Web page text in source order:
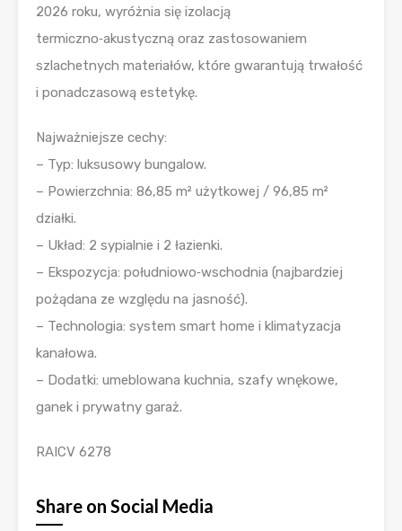
2026 roku, wyróżnia się izolacją
termiczno‑akustyczną oraz zastosowaniem
szlachetnych materiałów, które gwarantują trwałość
i ponadczasową estetykę.
Najważniejsze cechy:
– Typ: luksusowy bungalow.
– Powierzchnia: 86,85 m² użytkowej / 96,85 m²
działki.
– Układ: 2 sypialnie i 2 łazienki.
– Ekspozycja: południowo‑wschodnia (najbardziej
pożądana ze względu na jasność).
– Technologia: system smart home i klimatyzacja
kanałowa.
– Dodatki: umeblowana kuchnia, szafy wnękowe,
ganek i prywatny garaż.
RAICV 6278
Share on Social Media